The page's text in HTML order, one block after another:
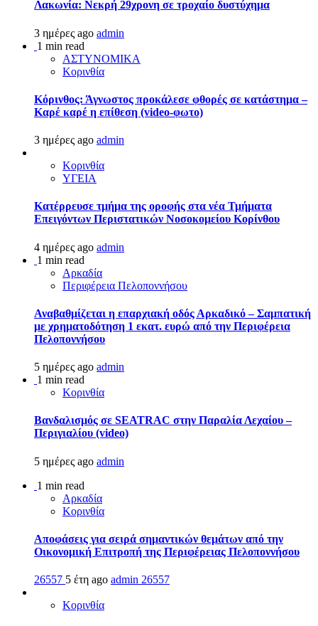
Λακωνία: Νεκρή 29χρονη σε τροχαίο δυστύχημα
3 ημέρες ago admin
1 min read
ΑΣΤΥΝΟΜΙΚΑ
Κορινθία
Κόρινθος: Άγνωστος προκάλεσε φθορές σε κατάστημα –
Καρέ καρέ η επίθεση (video-φωτο)
3 ημέρες ago admin
Κορινθία
ΥΓΕΙΑ
Kατέρρευσε τμήμα της οροφής στα νέα Τμήματα
Επειγόντων Περιστατικών Νοσοκομείου Κορίνθου
4 ημέρες ago admin
1 min read
Αρκαδία
Περιφέρεια Πελοποννήσου
Αναβαθμίζεται η επαρχιακή οδός Αρκαδικό – Σαμπατική
με χρηματοδότηση 1 εκατ. ευρώ από την Περιφέρεια
Πελοποννήσου
5 ημέρες ago admin
1 min read
Κορινθία
Βανδαλισμός σε SEATRAC στην Παραλία Λεχαίου –
Περιγιαλίου (video)
5 ημέρες ago admin
1 min read
Αρκαδία
Κορινθία
Αποφάσεις για σειρά σημαντικών θεμάτων από την
Οικονομική Επιτροπή της Περιφέρειας Πελοποννήσου
26557 5 έτη ago admin 26557
Κορινθία